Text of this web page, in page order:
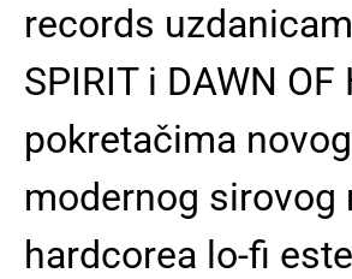
records
SPIRIT i DAWN OF
pokretačima
modernog sirovog
hardcorea lo-fi